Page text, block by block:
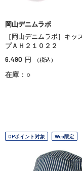
岡山デニムラボ
［岡山デニムラボ］キッ
プＡＨ２１０２２
6,490 円 （税込）
在庫：○
OPポイント対象 Web限定